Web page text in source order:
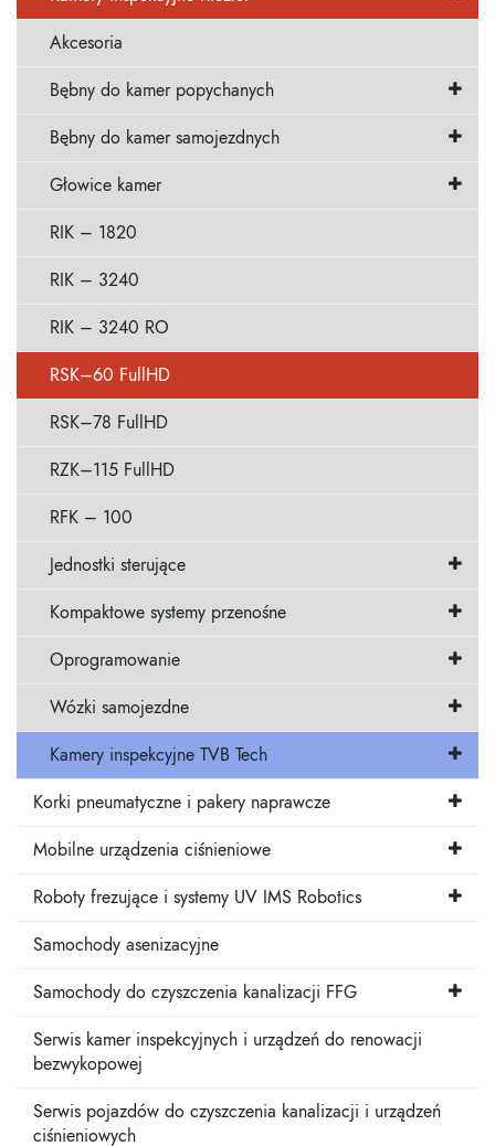
Akcesoria
Bębny do kamer popychanych
Bębny do kamer samojezdnych
Głowice kamer
RIK – 1820
RIK – 3240
RIK – 3240 RO
RSK–60 FullHD
RSK–78 FullHD
RZK–115 FullHD
RFK – 100
Jednostki sterujące
Kompaktowe systemy przenośne
Oprogramowanie
Wózki samojezdne
Kamery inspekcyjne TVB Tech
Korki pneumatyczne i pakery naprawcze
Mobilne urządzenia ciśnieniowe
Roboty frezujące i systemy UV IMS Robotics
Samochody asenizacyjne
Samochody do czyszczenia kanalizacji FFG
Serwis kamer inspekcyjnych i urządzeń do renowacji
bezwykopowej
Serwis pojazdów do czyszczenia kanalizacji i urządzeń
ciśnieniowych